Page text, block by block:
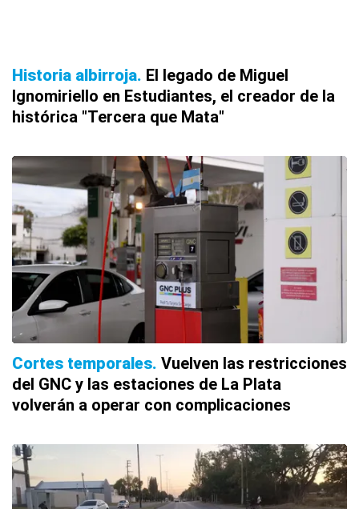
Historia albirroja El legado de Miguel
Ignomiriello en Estudiantes, el creador de la
histórica "Tercera que Mata"
Cortes temporales Vuelven las restricciones
del GNC y las estaciones de La Plata
volverán a operar con complicaciones